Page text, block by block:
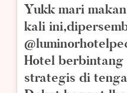
Yukk mari
kali
Hotel
strategis di